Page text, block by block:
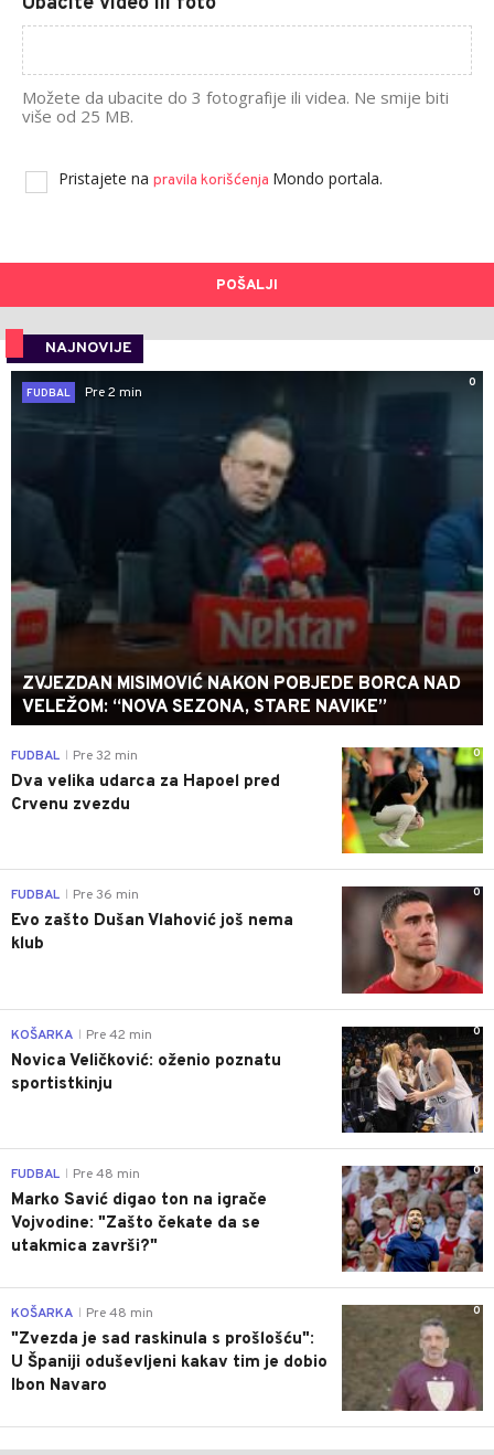
Možete da ubacite do 3 fotografije ili videa. Ne smije biti
više od 25 MB.
Pristajete na pravila korišćenja Mondo portala.
POŠALJI
NAJNOVIJE
0
FUDBAL
Pre 2 min
ZVJEZDAN MISIMOVIĆ NAKON POBJEDE BORCA NAD
VELEŽOM: “NOVA SEZONA, STARE NAVIKE”
0
FUDBAL Pre 32 min
Dva velika udarca za Hapoel pred
Crvenu zvezdu
0
FUDBAL Pre 36 min
Evo zašto Dušan Vlahović još nema
klub
0
KOŠARKA Pre 42 min
Novica Veličković: oženio poznatu
sportistkinju
0
FUDBAL Pre 48 min
Marko Savić digao ton na igrače
Vojvodine: "Zašto čekate da se
utakmica završi?"
0
KOŠARKA Pre 48 min
"Zvezda je sad raskinula s prošlošću":
U Španiji oduševljeni kakav tim je dobio
Ibon Navaro